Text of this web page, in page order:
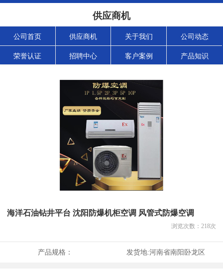
供应商机
公司首页 供应商机 关于我们 公司动态
荣誉认证 招聘中心 客户案例 产品知识
海洋石油钻井平台 沈阳防爆机柜空调 风管式防爆空调
浏览次数： 218次
产品规格： 发货地:河南省南阳卧龙区